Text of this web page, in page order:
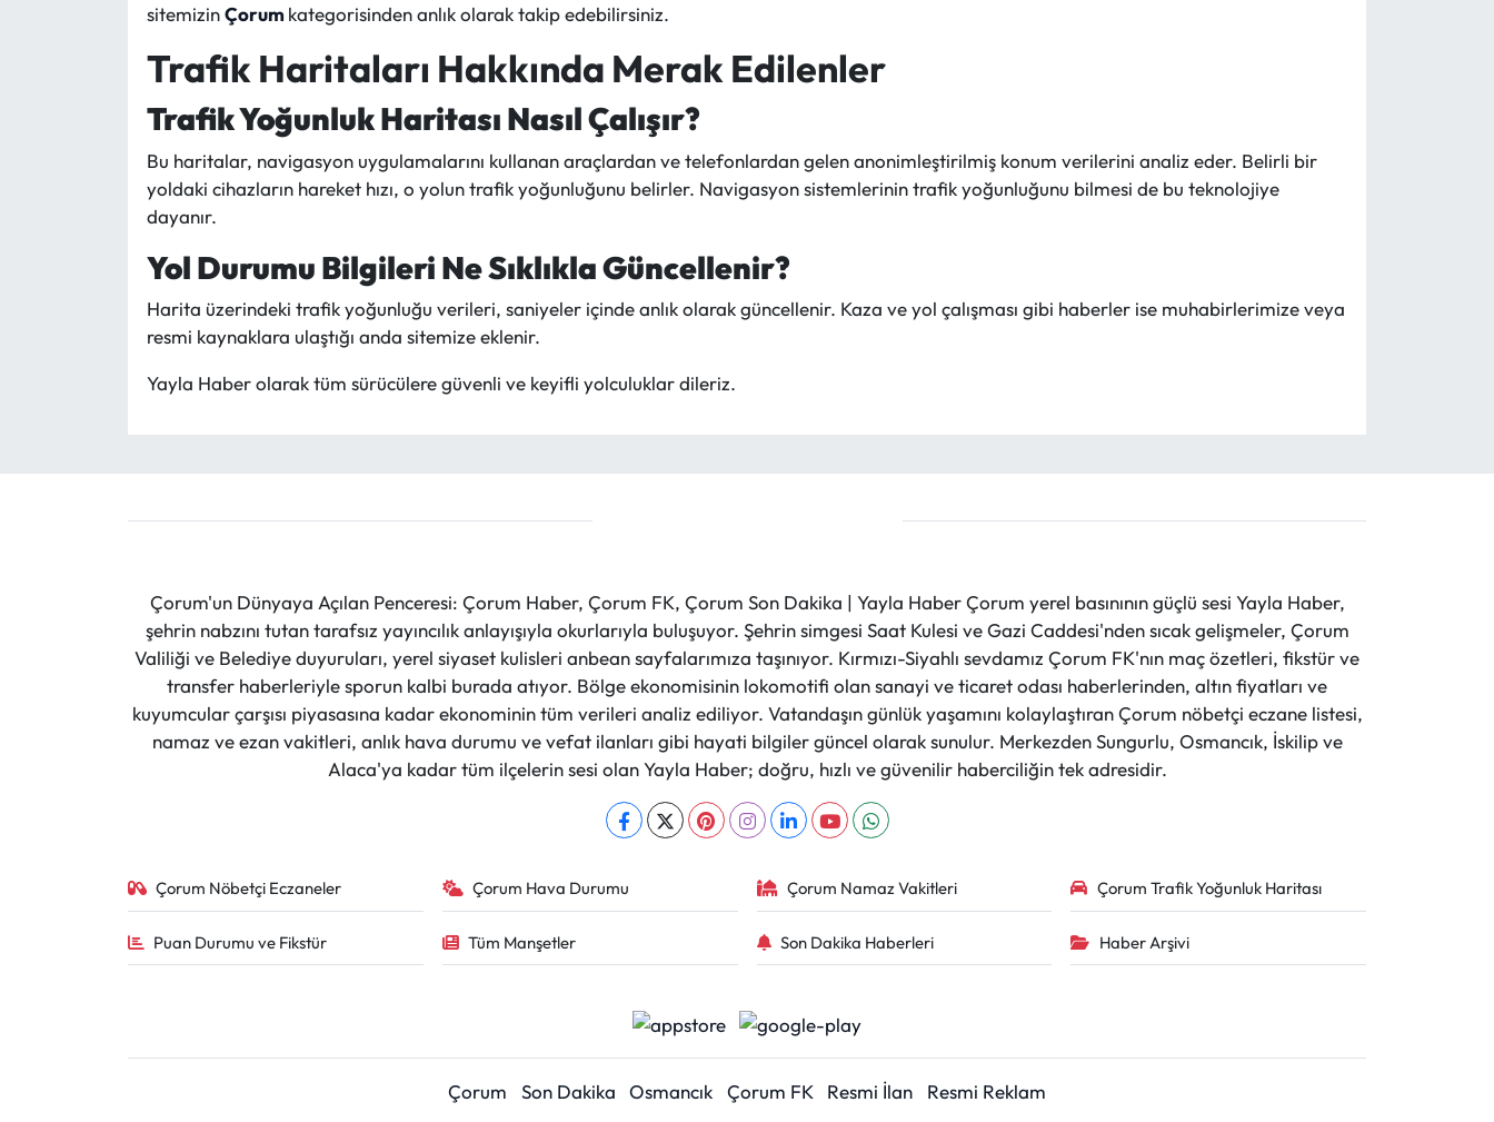
sitemizinÇorum kategorisinden anlık olarak takip edebilirsiniz.
Trafik Haritaları Hakkında Merak Edilenler
Trafik Yoğunluk Haritası Nasıl Çalışır?
Bu haritalar, navigasyon uygulamalarını kullanan araçlardan ve telefonlardan gelen anonimleştirilmiş konum verilerini analiz eder. Belirli bir
yoldaki cihazların hareket hızı, o yolun trafik yoğunluğunu belirler. Navigasyon sistemlerinin trafik yoğunluğunu bilmesi de bu teknolojiye
dayanır.
Yol Durumu Bilgileri Ne Sıklıkla Güncellenir?
Harita üzerindeki trafik yoğunluğu verileri, saniyeler içinde anlık olarak güncellenir. Kaza ve yol çalışması gibi haberler ise muhabirlerimize veya
resmi kaynaklara ulaştığı anda sitemize eklenir.
Yayla Haber olarak tüm sürücülere güvenli ve keyifli yolculuklar dileriz.
Çorum'un Dünyaya Açılan Penceresi: Çorum Haber, Çorum FK, Çorum Son Dakika | Yayla Haber Çorum yerel basınının güçlü sesi Yayla Haber,
şehrin nabzını tutan tarafsız yayıncılık anlayışıyla okurlarıyla buluşuyor. Şehrin simgesi Saat Kulesi ve Gazi Caddesi'nden sıcak gelişmeler, Çorum
Valiliği ve Belediye duyuruları, yerel siyaset kulisleri anbean sayfalarımıza taşınıyor. Kırmızı-Siyahlı sevdamız Çorum FK'nın maç özetleri, fikstür ve
transfer haberleriyle sporun kalbi burada atıyor. Bölge ekonomisinin lokomotifi olan sanayi ve ticaret odası haberlerinden, altın fiyatları ve
kuyumcular çarşısı piyasasına kadar ekonominin tüm verileri analiz ediliyor. Vatandaşın günlük yaşamını kolaylaştıran Çorum nöbetçi eczane listesi,
namaz ve ezan vakitleri, anlık hava durumu ve vefat ilanları gibi hayati bilgiler güncel olarak sunulur. Merkezden Sungurlu, Osmancık, İskilip ve
Alaca'ya kadar tüm ilçelerin sesi olan Yayla Haber; doğru, hızlı ve güvenilir haberciliğin tek adresidir.
Çorum Nöbetçi Eczaneler Çorum Hava Durumu Çorum Namaz Vakitleri Çorum Trafik Yoğunluk Haritası
Puan Durumu ve Fikstür Tüm Manşetler Son Dakika Haberleri Haber Arşivi
Çorum Son Dakika Osmancık Çorum FK Resmi İlan Resmi Reklam
Yerel Haberler